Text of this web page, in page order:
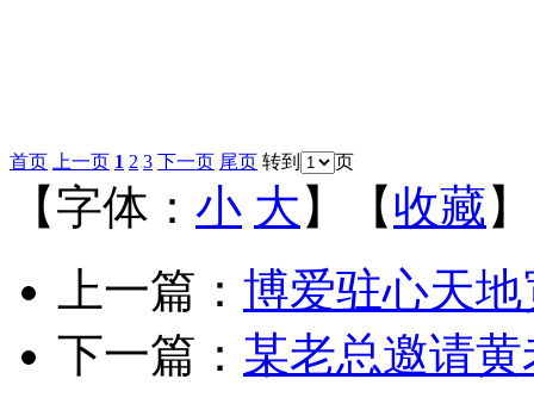
首页 上一页 1 2 3 下一页 尾页 转到 页
【字体： 小 大 】【收藏
上一篇： 博爱驻心天地
下一篇： 某老总邀请